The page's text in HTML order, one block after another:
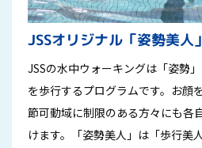
JSSオリジナル「姿勢美人
JSSの水中ウォーキングは「姿勢
を歩行するプログラムです。お顔
節可動域に制限のある方々にも各
けます。「姿勢美人」は「歩行美